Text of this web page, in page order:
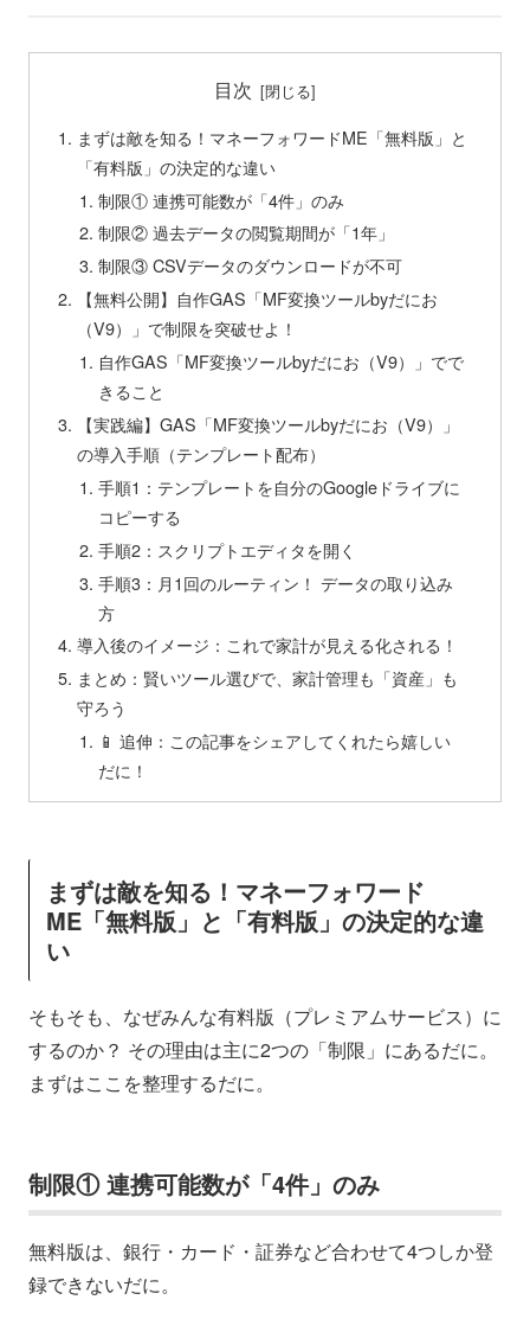
目次
まずは敵を知る！マネーフォワードME「無料版」と
「有料版」の決定的な違い
制限① 連携可能数が「4件」のみ
制限② 過去データの閲覧期間が「1年」
制限③ CSVデータのダウンロードが不可
【無料公開】自作GAS「MF変換ツールbyだにお
（V9）」で制限を突破せよ！
自作GAS「MF変換ツールbyだにお（V9）」でで
きること
【実践編】GAS「MF変換ツールbyだにお（V9）」
の導入手順（テンプレート配布）
手順1：テンプレートを自分のGoogleドライブに
コピーする
手順2：スクリプトエディタを開く
手順3：月1回のルーティン！ データの取り込み
方
導入後のイメージ：これで家計が見える化される！
まとめ：賢いツール選びで、家計管理も「資産」も
守ろう
📱 追伸：この記事をシェアしてくれたら嬉しい
だに！
まずは敵を知る！マネーフォワード
ME「無料版」と「有料版」の決定的な違
い
そもそも、なぜみんな有料版（プレミアムサービス）に
するのか？ その理由は主に2つの「制限」にあるだに。
まずはここを整理するだに。
制限① 連携可能数が「4件」のみ
無料版は、銀行・カード・証券など合わせて4つしか登
録できないだに。